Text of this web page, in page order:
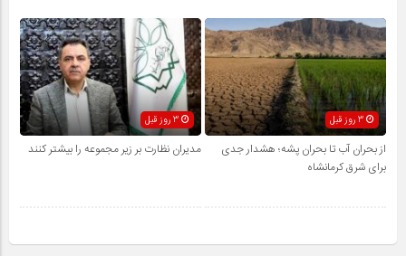
3 روز قبل
از بحران آب تا بحران پشه؛ هشدار جدی
برای شرق کرمانشاه
مدیران نظارت بر زیر مجموعه را بیشتر کنند